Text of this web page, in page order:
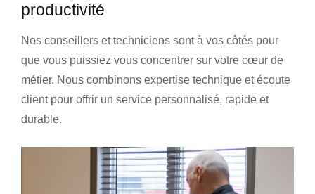
productivité
Nos conseillers et techniciens sont à vos côtés pour
que vous puissiez vous concentrer sur votre cœur de
métier. Nous combinons expertise technique et écoute
client pour offrir un service personnalisé, rapide et
durable.